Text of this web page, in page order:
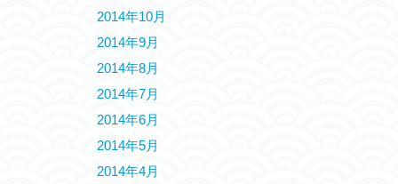
2014年10月
2014年9月
2014年8月
2014年7月
2014年6月
2014年5月
2014年4月